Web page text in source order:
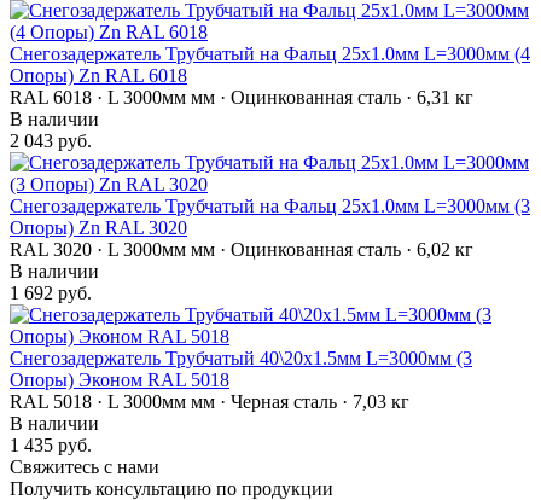
Снегозадержатель Трубчатый на Фальц 25х1.0мм L=3000мм (4
Опоры) Zn RAL 6018
RAL 6018 · L 3000мм мм · Оцинкованная сталь · 6,31 кг
В наличии
2 043 руб.
Снегозадержатель Трубчатый на Фальц 25х1.0мм L=3000мм (3
Опоры) Zn RAL 3020
RAL 3020 · L 3000мм мм · Оцинкованная сталь · 6,02 кг
В наличии
1 692 руб.
Снегозадержатель Трубчатый 40\20х1.5мм L=3000мм (3
Опоры) Эконом RAL 5018
RAL 5018 · L 3000мм мм · Черная сталь · 7,03 кг
В наличии
1 435 руб.
Свяжитесь с нами
Получить консультацию по продукции